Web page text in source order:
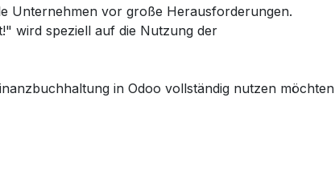
Unternehmen vor große Herausforderungen.
wird speziell auf die Nutzung der
in Odoo vollständig nutzen möchten